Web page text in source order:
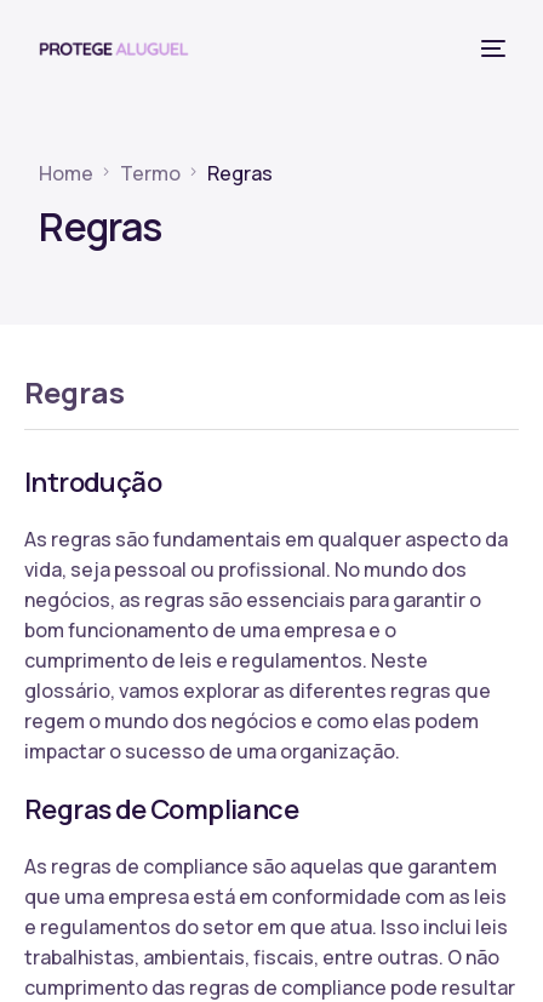
Home Termo Regras
Regras
Regras
Introdução
As regras são fundamentais em qualquer aspecto da
vida, seja pessoal ou profissional. No mundo dos
negócios, as regras são essenciais para garantir o
bom funcionamento de uma empresa e o
cumprimento de leis e regulamentos. Neste
glossário, vamos explorar as diferentes regras que
regem o mundo dos negócios e como elas podem
impactar o sucesso de uma organização.
Regras de Compliance
As regras de compliance são aquelas que garantem
que uma empresa está em conformidade com as leis
e regulamentos do setor em que atua. Isso inclui leis
trabalhistas, ambientais, fiscais, entre outras. O não
cumprimento das regras de compliance pode resultar